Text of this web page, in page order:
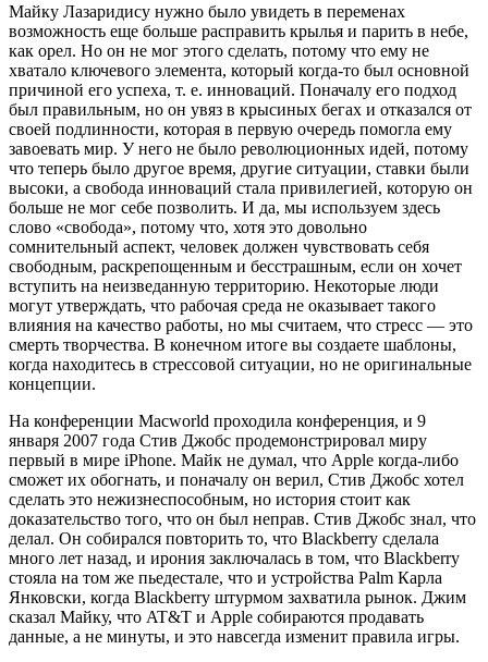
Майку Лазаридису нужно было увидеть в переменах
возможность еще больше расправить крылья и парить в небе,
как орел. Но он не мог этого сделать, потому что ему не
хватало ключевого элемента, который когда-то был основной
причиной его успеха, т. е. инноваций. Поначалу его подход
был правильным, но он увяз в крысиных бегах и отказался от
своей подлинности, которая в первую очередь помогла ему
завоевать мир. У него не было революционных идей, потому
что теперь было другое время, другие ситуации, ставки были
высоки, а свобода инноваций стала привилегией, которую он
больше не мог себе позволить. И да, мы используем здесь
слово «свобода», потому что, хотя это довольно
сомнительный аспект, человек должен чувствовать себя
свободным, раскрепощенным и бесстрашным, если он хочет
вступить на неизведанную территорию. Некоторые люди
могут утверждать, что рабочая среда не оказывает такого
влияния на качество работы, но мы считаем, что стресс — это
смерть творчества. В конечном итоге вы создаете шаблоны,
когда находитесь в стрессовой ситуации, но не оригинальные
концепции.
На конференции Macworld проходила конференция, и 9
января 2007 года Стив Джобс продемонстрировал миру
первый в мире iPhone. Майк не думал, что Apple когда-либо
сможет их обогнать, и поначалу он верил, Стив Джобс хотел
сделать это нежизнеспособным, но история стоит как
доказательство того, что он был неправ. Стив Джобс знал, что
делал. Он собирался повторить то, что Blackberry сделала
много лет назад, и ирония заключалась в том, что Blackberry
стояла на том же пьедестале, что и устройства Palm Карла
Янковски, когда Blackberry штурмом захватила рынок. Джим
сказал Майку, что AT&T и Apple собираются продавать
данные, а не минуты, и это навсегда изменит правила игры.